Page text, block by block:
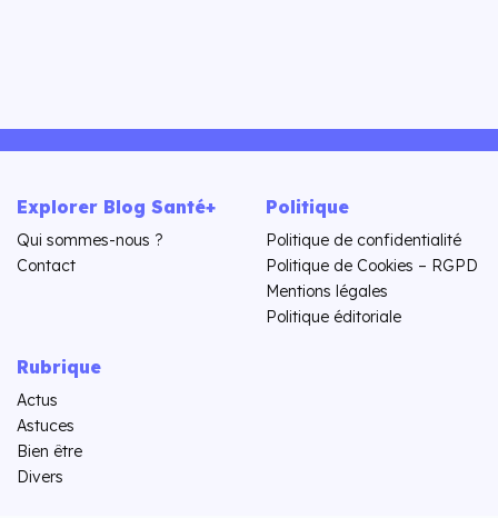
Explorer Blog Santé+
Qui sommes-nous ?
Contact
Politique
Politique de confidentialité
Politique de Cookies – RGPD
Mentions légales
Politique éditoriale
Rubrique
Actus
Astuces
Bien être
Divers